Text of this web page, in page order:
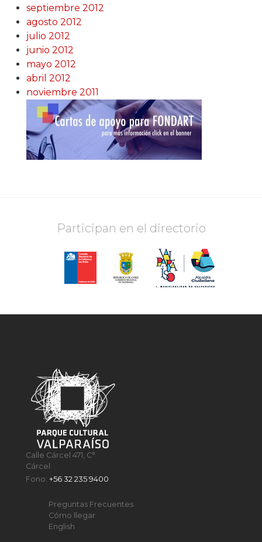
septiembre 2012
agosto 2012
julio 2012
junio 2012
mayo 2012
abril 2012
noviembre 2011
Participan en el directorio
Calle Cárcel 471, C°
Cárcel
Fono:+56 32 235 9400
Preguntas Frecuentes
Cómo llegar
English